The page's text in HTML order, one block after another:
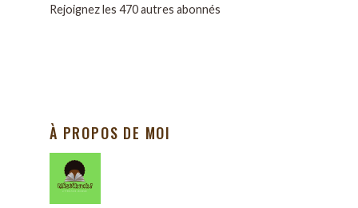
Rejoignez les 470 autres abonnés
À PROPOS DE MOI